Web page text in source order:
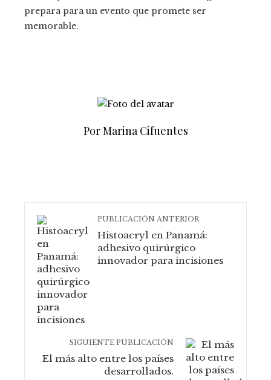
prepara para un evento que promete ser
memorable.
Por Marina Cifuentes
PUBLICACIÓN ANTERIOR
Histoacryl en Panamá:
adhesivo quirúrgico
innovador para incisiones
SIGUIENTE PUBLICACIÓN
El más alto entre los países
desarrollados.